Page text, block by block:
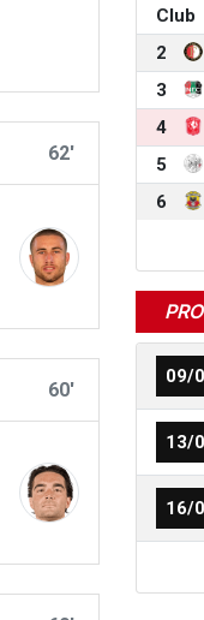
62'
60'
Club
2
3
4
5
6
09/
13/
16/